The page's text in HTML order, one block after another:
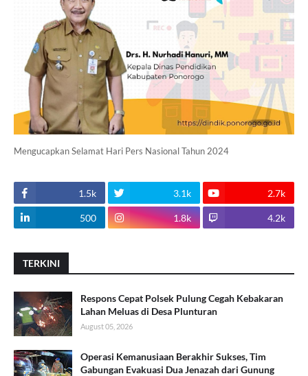
Mengucapkan Selamat Hari Pers Nasional Tahun 2024
1.5k 3.1k 2.7k
500 1.8k 4.2k
TERKINI
Respons Cepat Polsek Pulung Cegah Kebakaran
Lahan Meluas di Desa Plunturan
August 05, 2026
Operasi Kemanusiaan Berakhir Sukses, Tim
Gabungan Evakuasi Dua Jenazah dari Gunung